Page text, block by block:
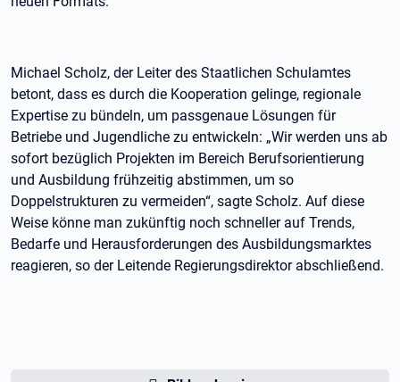
Michael Scholz, der Leiter des Staatlichen Schulamtes
betont, dass es durch die Kooperation gelinge, regionale
Expertise zu bündeln, um passgenaue Lösungen für
Betriebe und Jugendliche zu entwickeln: „Wir werden uns ab
sofort bezüglich Projekten im Bereich Berufsorientierung
und Ausbildung frühzeitig abstimmen, um so
Doppelstrukturen zu vermeiden“, sagte Scholz. Auf diese
Weise könne man zukünftig noch schneller auf Trends,
Bedarfe und Herausforderungen des Ausbildungsmarktes
reagieren, so der Leitende Regierungsdirektor abschließend.